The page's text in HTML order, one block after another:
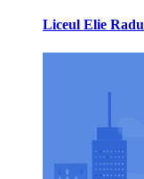
Liceul Elie Radu